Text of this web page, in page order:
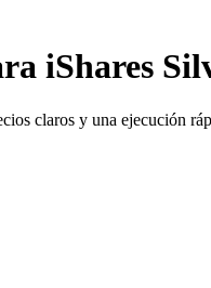
iShares
claros y una ejecución